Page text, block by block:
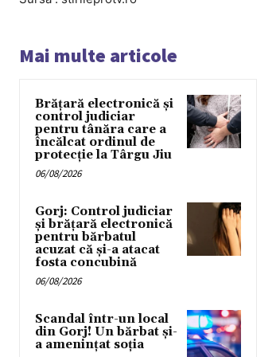
Mai multe articole
Brățară electronică și
control judiciar
pentru tânăra care a
încălcat ordinul de
protecție la Târgu Jiu
06/08/2026
Gorj: Control judiciar
și brățară electronică
pentru bărbatul
acuzat că și-a atacat
fosta concubină
06/08/2026
Scandal într-un local
din Gorj! Un bărbat și-
a amenințat soția